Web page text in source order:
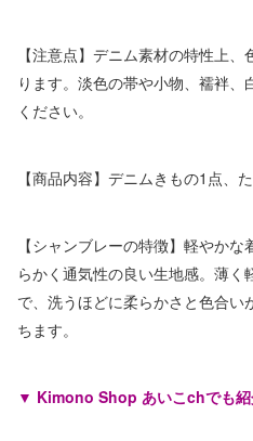
【注意点】デニム素材の特性上
ります。淡色の帯や小物、襦袢
ください。
【商品内容】デニムきもの1点、
【シャンブレーの特徴】軽やか
らかく通気性の良い生地感。薄
で、洗うほどに柔らかさと色合
ちます。
▼ Kimono Shop あいこchでも紹